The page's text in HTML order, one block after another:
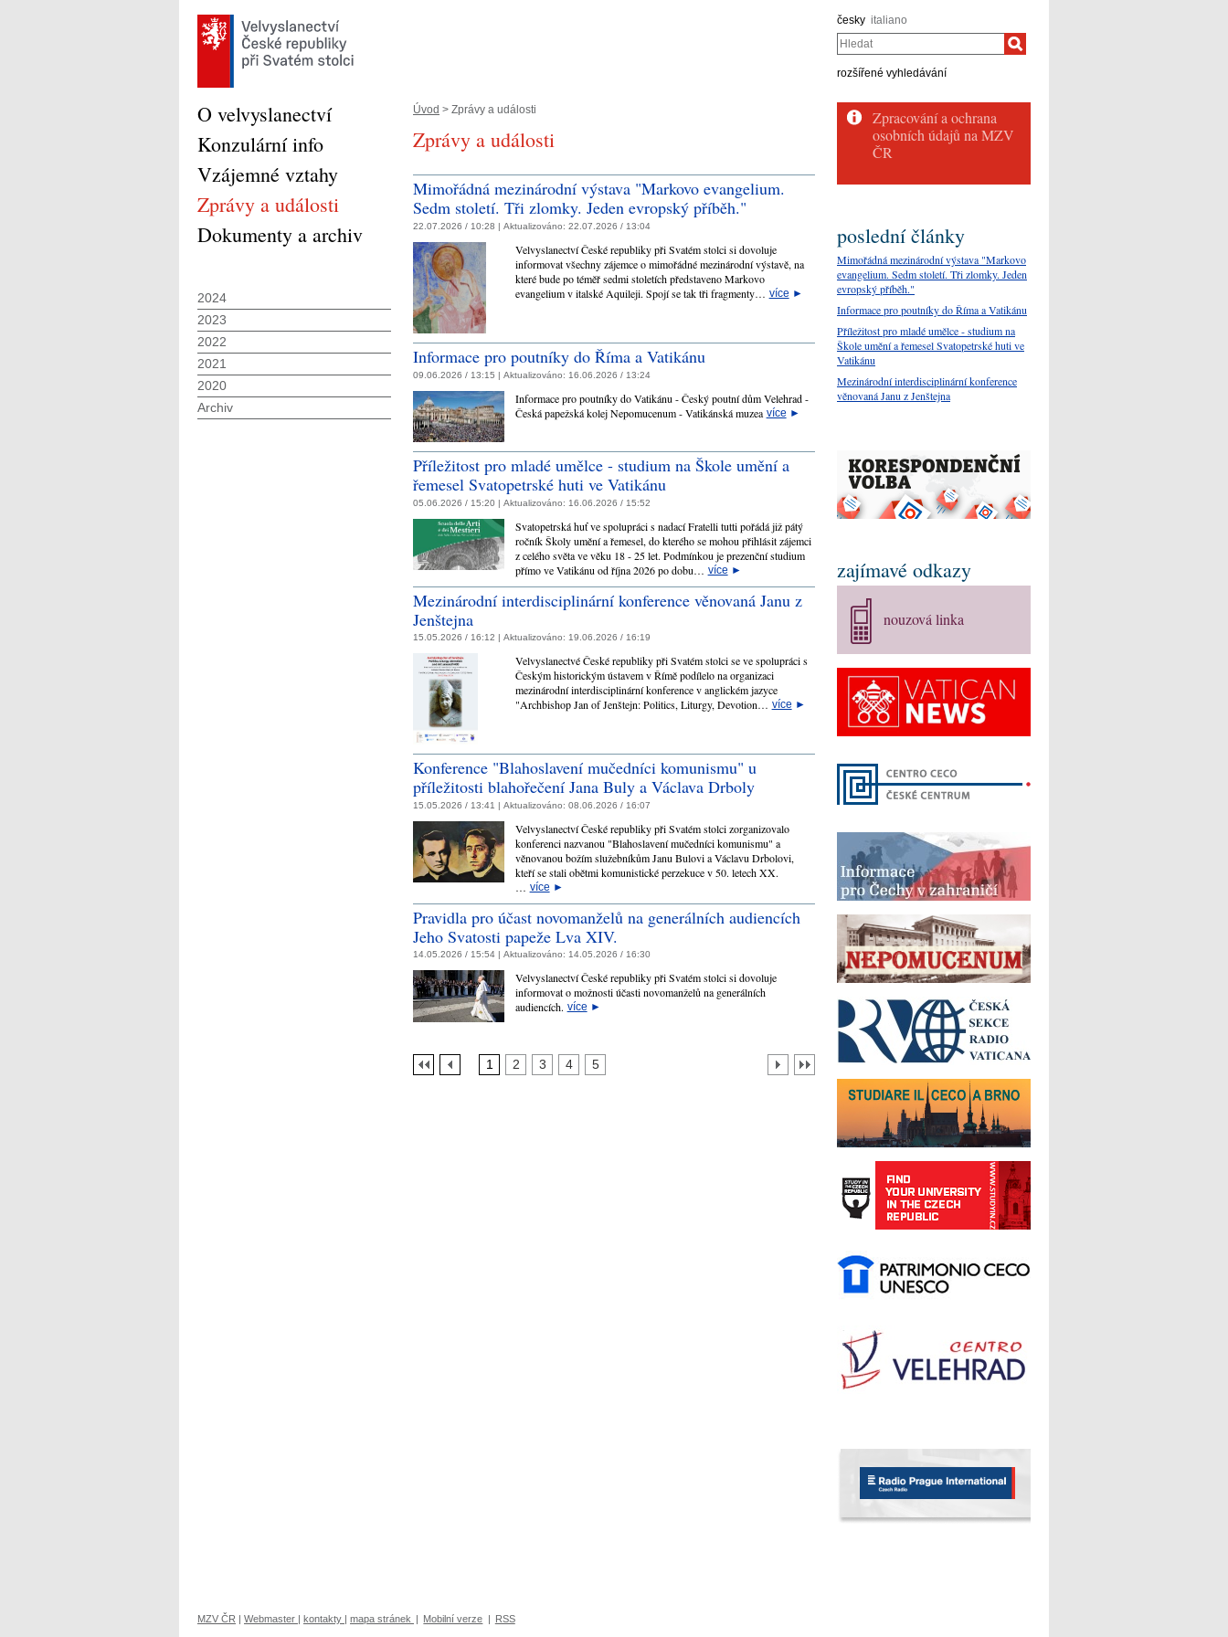
česky italiano
Hledat
rozšířené vyhledávání
Úvod > Zprávy a události
Zprávy a události
Mimořádná mezinárodní výstava "Markovo evangelium.
Sedm století. Tři zlomky. Jeden evropský příběh."
22.07.2026 / 10:28 | Aktualizováno: 22.07.2026 / 13:04
Velvyslanectví České republiky při Svatém stolci si dovoluje
informovat všechny zájemce o mimořádné mezinárodní výstavě, na
které bude po téměř sedmi stoletích představeno Markovo
evangelium v italské Aquileji. Spojí se tak tři fragmenty… více ►
Informace pro poutníky do Říma a Vatikánu
09.06.2026 / 13:15 | Aktualizováno: 16.06.2026 / 13:24
Informace pro poutníky do Vatikánu - Český poutní dům Velehrad -
Česká papežská kolej Nepomucenum - Vatikánská muzea více ►
Příležitost pro mladé umělce - studium na Škole umění a
řemesel Svatopetrské huti ve Vatikánu
05.06.2026 / 15:20 | Aktualizováno: 16.06.2026 / 15:52
Svatopetrská huť ve spolupráci s nadací Fratelli tutti pořádá již pátý
ročník Školy umění a řemesel, do kterého se mohou přihlásit zájemci
z celého světa ve věku 18 - 25 let. Podmínkou je prezenční studium
přímo ve Vatikánu od října 2026 po dobu… více ►
Mezinárodní interdisciplinární konference věnovaná Janu z
Jenštejna
15.05.2026 / 16:12 | Aktualizováno: 19.06.2026 / 16:19
Velvyslanectvé České republiky při Svatém stolci se ve spolupráci s
Českým historickým ústavem v Římě podílelo na organizaci
mezinárodní interdisciplinární konference v anglickém jazyce
"Archbishop Jan of Jenštejn: Politics, Liturgy, Devotion… více ►
Konference "Blahoslavení mučedníci komunismu" u
příležitosti blahořečení Jana Buly a Václava Drboly
15.05.2026 / 13:41 | Aktualizováno: 08.06.2026 / 16:07
Velvyslanectví České republiky při Svatém stolci zorganizovalo
konferenci nazvanou "Blahoslavení mučedníci komunismu" a
věnovanou božím služebníkům Janu Bulovi a Václavu Drbolovi,
kteří se stali obětmi komunistické perzekuce v 50. letech XX.
… více ►
Pravidla pro účast novomanželů na generálních audiencích
Jeho Svatosti papeže Lva XIV.
14.05.2026 / 15:54 | Aktualizováno: 14.05.2026 / 16:30
Velvyslanectví České republiky při Svatém stolci si dovoluje
informovat o možnosti účasti novomanželů na generálních
audiencích. více ►
1 2 3 4 5
O velvyslanectví
Konzulární info
Vzájemné vztahy
Zprávy a události
Dokumenty a archiv
2024
2023
2022
2021
2020
Archiv
poslední články
Mimořádná mezinárodní výstava "Markovo
evangelium. Sedm století. Tři zlomky. Jeden
evropský příběh."
Informace pro poutníky do Říma a Vatikánu
Příležitost pro mladé umělce - studium na
Škole umění a řemesel Svatopetrské huti ve
Vatikánu
Mezinárodní interdisciplinární konference
věnovaná Janu z Jenštejna
zajímavé odkazy
nouzová linka
MZV ČR | Webmaster | kontakty | mapa stránek | Mobilní verze | RSS